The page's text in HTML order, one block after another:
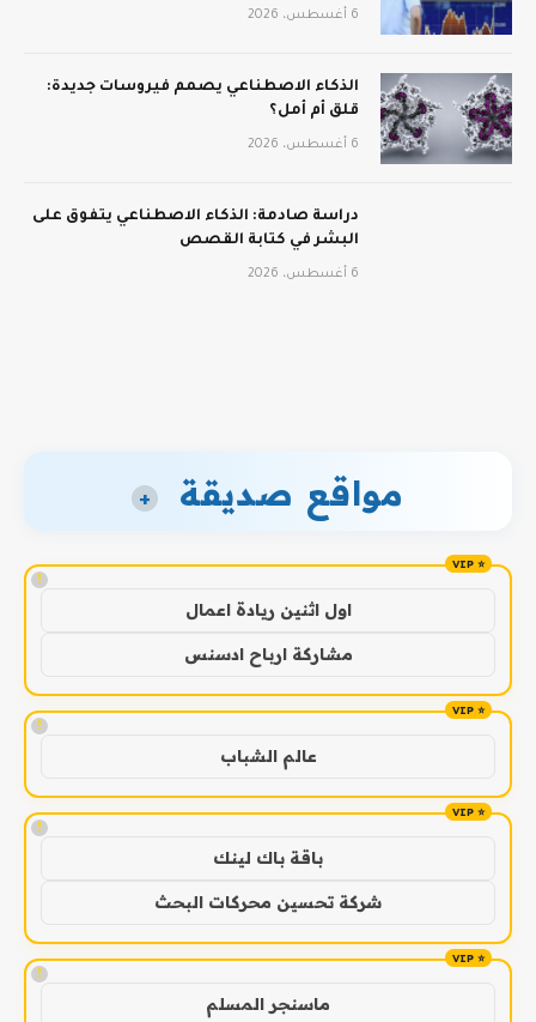
6 أغسطس، 2026
الذكاء الاصطناعي يصمم فيروسات جديدة:
قلق أم أمل؟
6 أغسطس، 2026
دراسة صادمة: الذكاء الاصطناعي يتفوق على
البشر في كتابة القصص
6 أغسطس، 2026
مواقع صديقة +
!
اول اثنين ريادة اعمال
مشاركة ارباح ادسنس
!
عالم الشباب
!
باقة باك لينك
شركة تحسين محركات البحث
!
ماسنجر المسلم